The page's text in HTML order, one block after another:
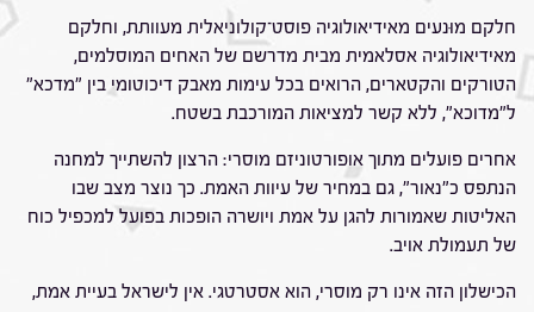
חלקם מוּנעים מאידיאולוגיה פוסט־קולוניאלית מעוותת, וחלקם
מאידיאולוגיה אסלאמית מבית מדרשם של האחים המוסלמים,
הטורקים והקטארים, הרואים בכל עימות מאבק דיכוטומי בין "מדכא"
ל"מדוכא", ללא קשר למציאות המורכבת בשטח.
אחרים פועלים מתוך אופורטוניזם מוסרי: הרצון להשתייך למחנה
הנתפס כ"נאור", גם במחיר של עיוות האמת. כך נוצר מצב שבו
האליטות שאמורות להגן על אמת ויושרה הופכות בפועל למכפיל כוח
של תעמולת אויב.
הכישלון הזה אינו רק מוסרי, הוא אסטרטגי. אין לישראל בעיית אמת,